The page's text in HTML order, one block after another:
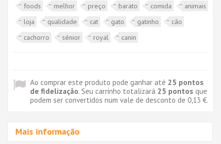
foods
melhor preço barato comida
animais
loja
qualidade cat gato gatinho
cão
cachorro
sénior royal canin
Ao comprar este produto pode ganhar até 25 pontos
de fidelização. Seu carrinho totalizará 25 pontos que
podem ser convertidos num vale de desconto de 0,13 €.
Mais informação